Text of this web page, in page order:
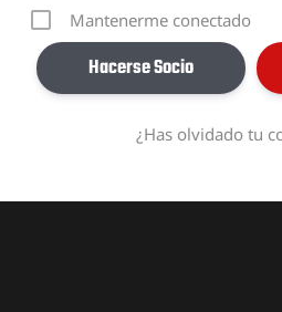
Mantenerme conectado
Hacerse Socio
¿Has olvidado tu